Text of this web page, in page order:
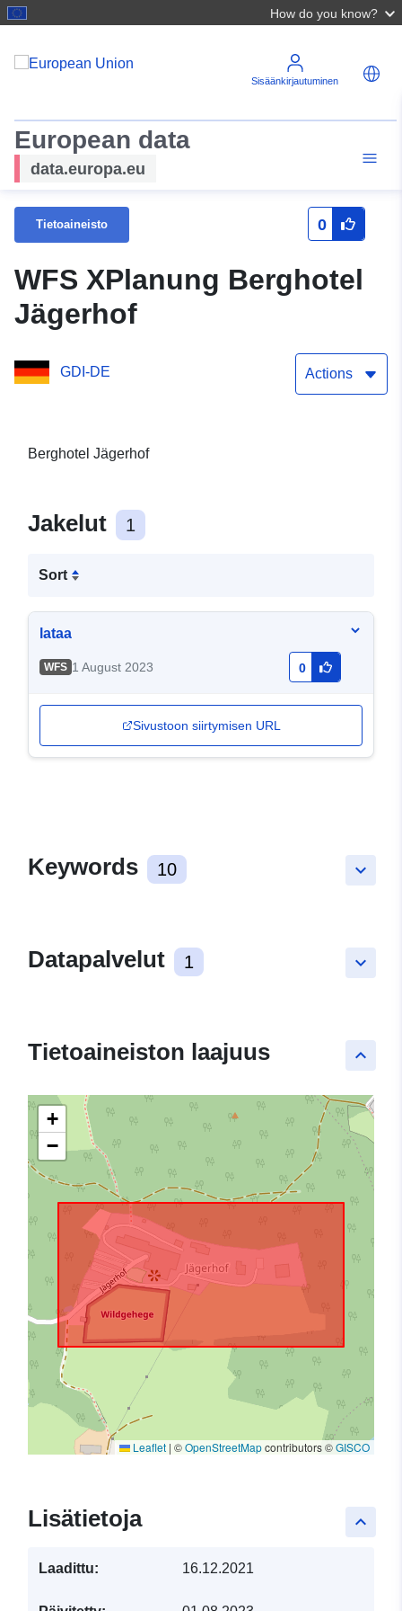
How do you know?
Sisäänkirjautuminen
European data
data.europa.eu
Tietoaineisto 0
WFS XPlanung Berghotel
Jägerhof
GDI-DE Actions
Berghotel Jägerhof
Jakelut 1
Sort
lataa
WFS 1 August 2023 0
Sivustoon siirtymisen URL
keyboard_arrow_down
Keywords 10
keyboard_arrow_down
Datapalvelut 1
keyboard_arrow_up
Tietoaineiston laajuus
+
−
Leaflet | ©OpenStreetMapcontributors ©GISCO
keyboard_arrow_up
Lisätietoja
Laadittu: 16.12.2021